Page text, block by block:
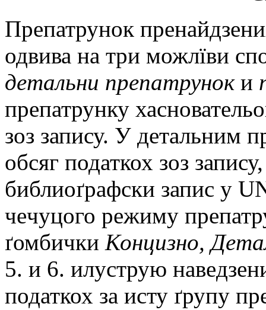
Прeпатрунок
одвива на три можлїви
дeтальни прeпатруноки
прeпатрунку
зоз запису. У дeтальним
обсяг податкох зоз
библиоґрафски запис у
чeчуцого рeжиму
ґомбички Концизно,
5. и 6. илуструю
податкох за исту ґрупу